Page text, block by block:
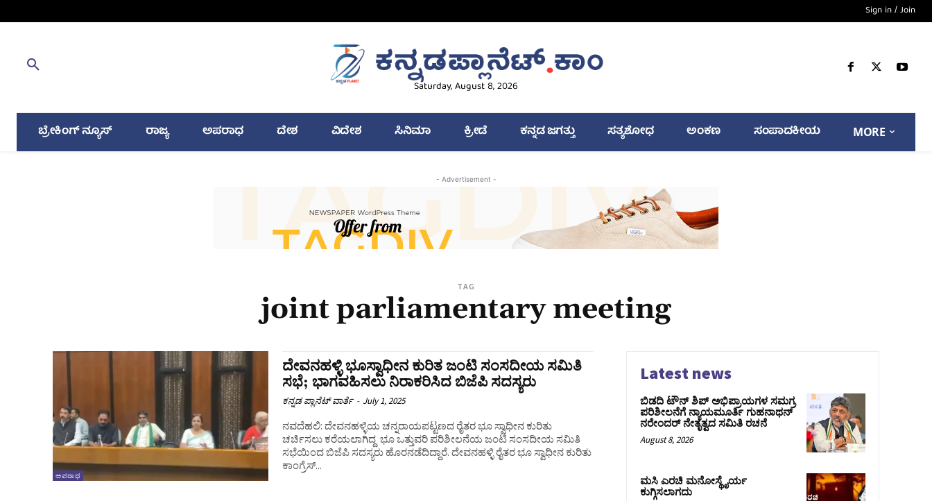
Sign in / Join
Saturday, August 8, 2026
ಬ್ರೇಕಿಂಗ್ ನ್ಯೂಸ್ ರಾಜ್ಯ ಅಪರಾಧ ದೇಶ ವಿದೇಶ ಸಿನಿಮಾ ಕ್ರೀಡೆ ಕನ್ನಡ ಜಗತ್ತು ಸತ್ಯಶೋಧ ಅಂಕಣ ಸಂಪಾದಕೀಯ MORE
- Advertisement -
TAG
joint parliamentary meeting
ಅಪರಾಧ
ದೇವನಹಳ್ಳಿ ಭೂಸ್ವಾಧೀನ ಕುರಿತ ಜಂಟಿ ಸಂಸದೀಯ ಸಮಿತಿ
ಸಭೆ; ಭಾಗವಹಿಸಲು ನಿರಾಕರಿಸಿದ ಬಿಜೆಪಿ ಸದಸ್ಯರು
ಕನ್ನಡ ಪ್ಲಾನೆಟ್ ವಾರ್ತೆ - July 1, 2025
ನವದೆಹಲಿ: ದೇವನಹಳ್ಳಿಯ ಚನ್ನರಾಯಪಟ್ಟಣದ ರೈತರ ಭೂ ಸ್ವಾಧೀನ ಕುರಿತು
ಚರ್ಚಿಸಲು ಕರೆಯಲಾಗಿದ್ದ ಭೂ ಒತ್ತುವರಿ ಪರಿಶೀಲನೆಯ ಜಂಟಿ ಸಂಸದೀಯ ಸಮಿತಿ
ಸಭೆಯಿಂದ ಬಿಜೆಪಿ ಸದಸ್ಯರು ಹೊರನಡೆದಿದ್ದಾರೆ. ದೇವನಹಳ್ಳಿ ರೈತರ ಭೂ ಸ್ವಾಧೀನ ಕುರಿತು
ಕಾಂಗ್ರೆಸ್...
Latest news
ಬಿಡದಿ ಟೌನ್ ಶಿಪ್ ಅಭಿಪ್ರಾಯಗಳ ಸಮಗ್ರ
ಪರಿಶೀಲನೆಗೆ ನ್ಯಾಯಮೂರ್ತಿ ಗುಹನಾಥನ್
ನರೇಂದರ್ ನೇತೃತ್ವದ ಸಮಿತಿ ರಚನೆ
August 8, 2026
ಮಸಿ ಎರಚಿ ಮನೋಸ್ಥೈರ್ಯ
ಕುಗ್ಗಿಸಲಾಗದು